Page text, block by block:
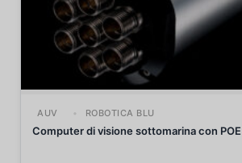
AUV ROBOTICA BLU
Computer di visione sottomarina con POE